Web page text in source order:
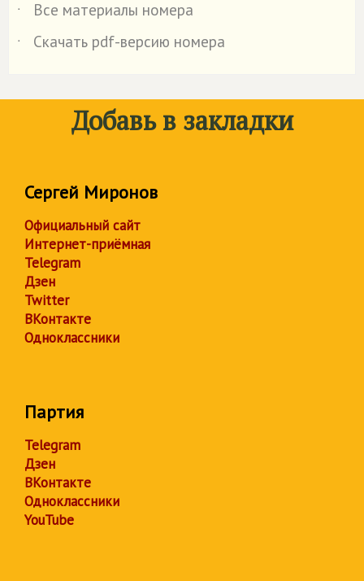
˙
Все материалы номера
˙
Скачать pdf-версию номера
Добавь в закладки
Сергей Миронов
Официальный сайт
Интернет-приёмная
Telegram
Дзен
Twitter
ВКонтакте
Одноклассники
Партия
Telegram
Дзен
ВКонтакте
Одноклассники
YouTube